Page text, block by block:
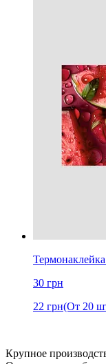
30 грн
22 грн(От 20
Крупное